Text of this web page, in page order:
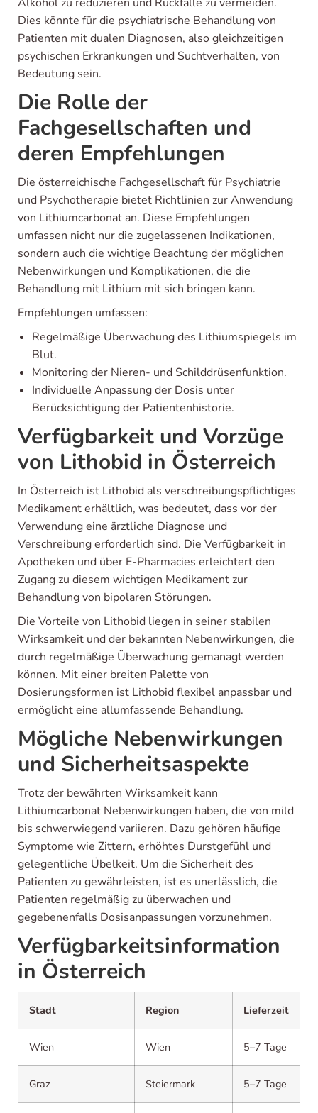
Dies könnte für die psychiatrische Behandlung von
Patienten mit dualen Diagnosen, also gleichzeitigen
psychischen Erkrankungen und Suchtverhalten, von
Bedeutung sein.
Die Rolle der
Fachgesellschaften und
deren Empfehlungen
Die österreichische Fachgesellschaft für Psychiatrie
und Psychotherapie bietet Richtlinien zur Anwendung
von Lithiumcarbonat an. Diese Empfehlungen
umfassen nicht nur die zugelassenen Indikationen,
sondern auch die wichtige Beachtung der möglichen
Nebenwirkungen und Komplikationen, die die
Behandlung mit Lithium mit sich bringen kann.
Empfehlungen umfassen:
Regelmäßige Überwachung des Lithiumspiegels im
Blut.
Monitoring der Nieren- und Schilddrüsenfunktion.
Individuelle Anpassung der Dosis unter
Berücksichtigung der Patientenhistorie.
Verfügbarkeit und Vorzüge
von Lithobid in Österreich
In Österreich ist Lithobid als verschreibungspflichtiges
Medikament erhältlich, was bedeutet, dass vor der
Verwendung eine ärztliche Diagnose und
Verschreibung erforderlich sind. Die Verfügbarkeit in
Apotheken und über E-Pharmacies erleichtert den
Zugang zu diesem wichtigen Medikament zur
Behandlung von bipolaren Störungen.
Die Vorteile von Lithobid liegen in seiner stabilen
Wirksamkeit und der bekannten Nebenwirkungen, die
durch regelmäßige Überwachung gemanagt werden
können. Mit einer breiten Palette von
Dosierungsformen ist Lithobid flexibel anpassbar und
ermöglicht eine allumfassende Behandlung.
Mögliche Nebenwirkungen
und Sicherheitsaspekte
Trotz der bewährten Wirksamkeit kann
Lithiumcarbonat Nebenwirkungen haben, die von mild
bis schwerwiegend variieren. Dazu gehören häufige
Symptome wie Zittern, erhöhtes Durstgefühl und
gelegentliche Übelkeit. Um die Sicherheit des
Patienten zu gewährleisten, ist es unerlässlich, die
Patienten regelmäßig zu überwachen und
gegebenenfalls Dosisanpassungen vorzunehmen.
Verfügbarkeitsinformation
in Österreich
Stadt Region Lieferzeit
Wien Wien 5–7 Tage
Graz Steiermark 5–7 Tage